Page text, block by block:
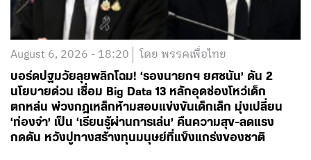
August 6, 2026 - 18:20 โดย พรรคเพื่อไทย
บอร์ดปฐมวัยลุยพลิกโฉม! ‘รองนายกฯ ยศชนัน’ ดัน 2
นโยบายด่วน เชื่อม Big Data 13 หลักอุดช่องโหว่เด็ก
ตกหล่น พ่วงกฎเหล็กห้ามสอบแข่งขันเด็กเล็ก มุ่งเปลี่ยน
‘ท่องจำ’ เป็น ‘เรียนรู้ผ่านการเล่น’ คืนความสุข-ลดแรง
กดดัน หวังปูทางสร้างทุนมนุษย์ที่แข็งแกร่งของชาติ